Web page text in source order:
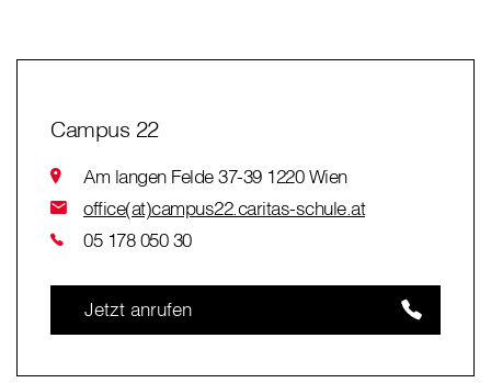
Campus 22
Am langen Felde 37-39 1220 Wien
office(at)campus22.caritas-schule.at
05 178 050 30
Jetzt anrufen